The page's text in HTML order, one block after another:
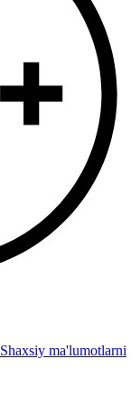
Shaxsiy ma'lumotlarni